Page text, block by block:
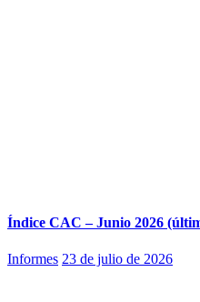
Índice CAC – Junio 2026
Informes 23 de julio de 2026